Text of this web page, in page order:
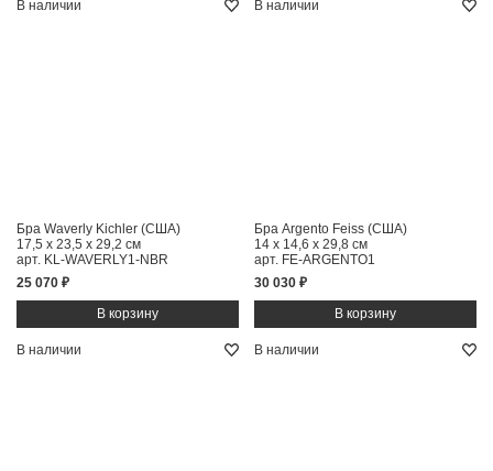
В наличии
Бра Waverly Kichler (США)
17,5 x 23,5 x 29,2 см
арт. KL-WAVERLY1-NBR
25 070 ₽
В наличии
Бра Argento Feiss (США)
14 x 14,6 x 29,8 см
арт. FE-ARGENTO1
30 030 ₽
В наличии В наличии